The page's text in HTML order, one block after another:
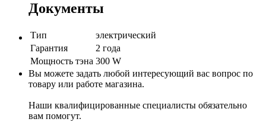
Документы
Тип
электрический
Гарантия
2 года
Мощность тэна 300 W
Вы можете задать любой интересующий вас вопрос по
товару или работе магазина.
Наши квалифицированные специалисты обязательно
вам помогут.